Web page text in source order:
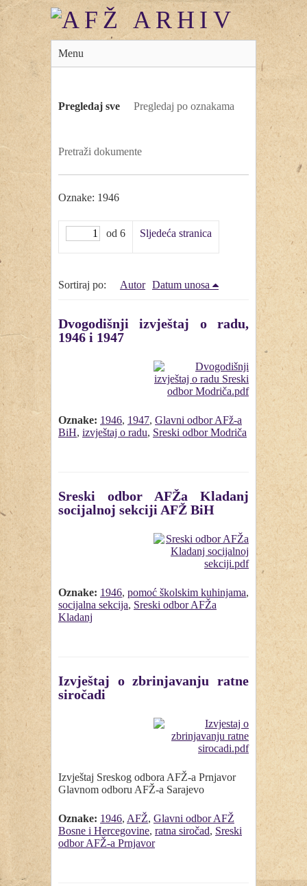
Menu
Pregledaj sve Pregledaj po oznakama
Pretraži dokumente
Oznake: 1946
od 6 Sljedeća stranica
Sortiraj po: Autor Datum unosa
Dvogodišnji izvještaj o radu,
1946 i 1947
Oznake: 1946, 1947, Glavni odbor AFž-a
BiH, izvještaj o radu, Sreski odbor Modriča
Sreski odbor AFŽa Kladanj
socijalnoj sekciji AFŽ BiH
Oznake: 1946, pomoć školskim kuhinjama,
socijalna sekcija, Sreski odbor AFŽa
Kladanj
Izvještaj o zbrinjavanju ratne
siročadi
Izvještaj Sreskog odbora AFŽ-a Prnjavor
Glavnom odboru AFŽ-a Sarajevo
Oznake: 1946, AFŽ, Glavni odbor AFŽ
Bosne i Hercegovine, ratna siročad, Sreski
odbor AFŽ-a Prnjavor